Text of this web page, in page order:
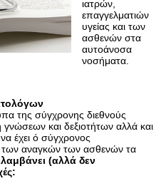
ιατρών,
επαγγελματιών
υγείας και των
ασθενών στα
αυτοάνοσα
νοσήματα.
της σύγχρονης διεθνούς
και δεξιοτήτων αλλά και
έχει ό σύγχρονος
των αναγκών των ασθενών τα
(αλλά δεν